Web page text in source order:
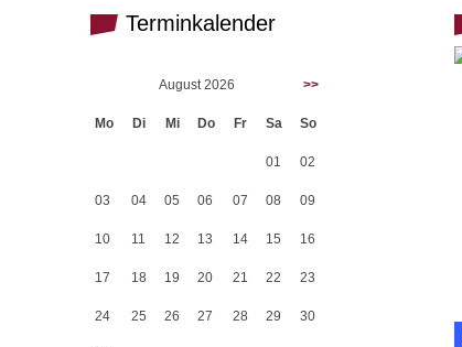
Terminkalender
August 2026 >>
Mo Di Mi Do Fr Sa So
01 02
03 04 05 06 07 08 09
10 11 12 13 14 15 16
17 18 19 20 21 22 23
24 25 26 27 28 29 30